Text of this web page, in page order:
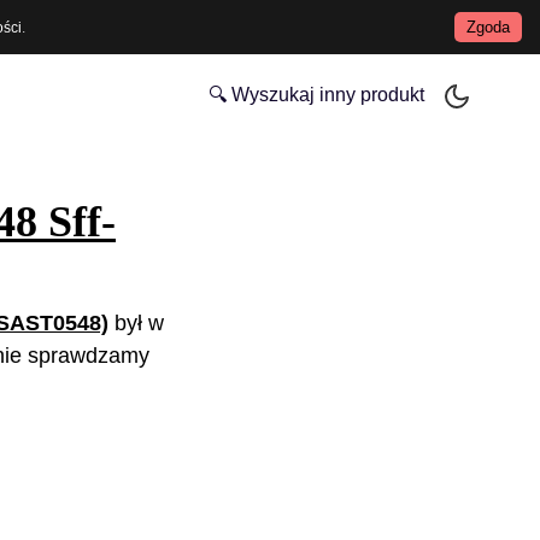
Zgoda
🔍 Wyszukaj inny produkt
Sff-
był w
sprawdzamy